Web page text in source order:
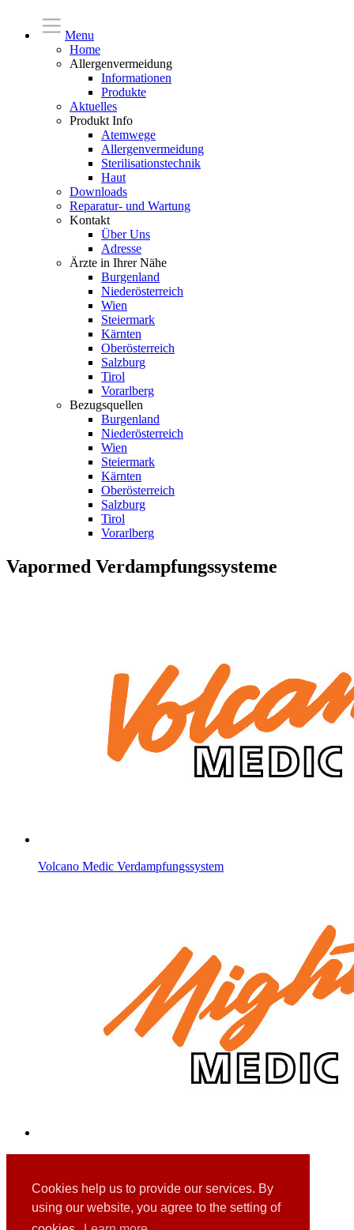
Cookies help us to provide our services. By
using our website, you agree to the setting of
Menu
Home
Allergenvermeidung
Informationen
Produkte
Aktuelles
Produkt Info
Atemwege
Allergenvermeidung
Sterilisationstechnik
Haut
Downloads
Reparatur- und Wartung
Kontakt
Über Uns
Adresse
Ärzte in Ihrer Nähe
Burgenland
Niederösterreich
Wien
Steiermark
Kärnten
Oberösterreich
Salzburg
Tirol
Vorarlberg
Bezugsquellen
Burgenland
Niederösterreich
Wien
Steiermark
Kärnten
Oberösterreich
Salzburg
Tirol
Vorarlberg
Vapormed Verdampfungssysteme
Volcano Medic Verdampfungssystem